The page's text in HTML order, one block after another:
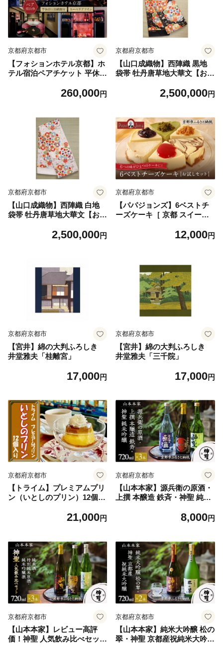
京都府京都市
【フォションホテル京都】ホ
テル宿泊ペアチケット 平休日
ン》［ 京都 フランス・パリ
すめ ホテル 宿泊 旅行 観光
グルメ ふるさと納税 ］
260,000円
京都府京都市
【山口成織物】西陣織 黒地
袋帯 牡丹唐草地大華文【お仕
2,500,000円
京都府京都市
【山口成織物】西陣織 白地
袋帯 牡丹唐草地大華文【お仕
2,500,000円
京都府京都市
【パパジョンズ】6ベストチ
ーズケーキ［ 京都 スイーツ
おすすめ お菓子 洋菓子 お取
12,000円
京都府京都市
【宮井】綿の大判ふろしき
井堂雅夫「桂離宮」
17,000円
京都府京都市
【宮井】綿の大判ふろしき
井堂雅夫「三千院」
17,000円
京都府京都市
【トライム】プレミアムプリ
ン（いとしのプリン）12個入
いしい こだわり 無添加 人気
21,000円
京都府京都市
【山本本家】源兵衛の原酒・
上撰 本醸造 鉄斉・神聖 純米
都 京都市 伏見 日本酒 酒 お
ゼント 贈答 贈り物 お祝い 内
祝い ご自宅用 ご家庭用 飲み
比べ 送料無料 ふるさと納税
］
8,000円
京都府京都市
【山本本家】レビュー高評
価！神聖 人気飲み比べセット
京都府京都市
【山本本家】純米大吟醸 松の
翠・神聖 京都産祝純米大吟醸